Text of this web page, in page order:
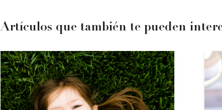
Artículos que también te pueden